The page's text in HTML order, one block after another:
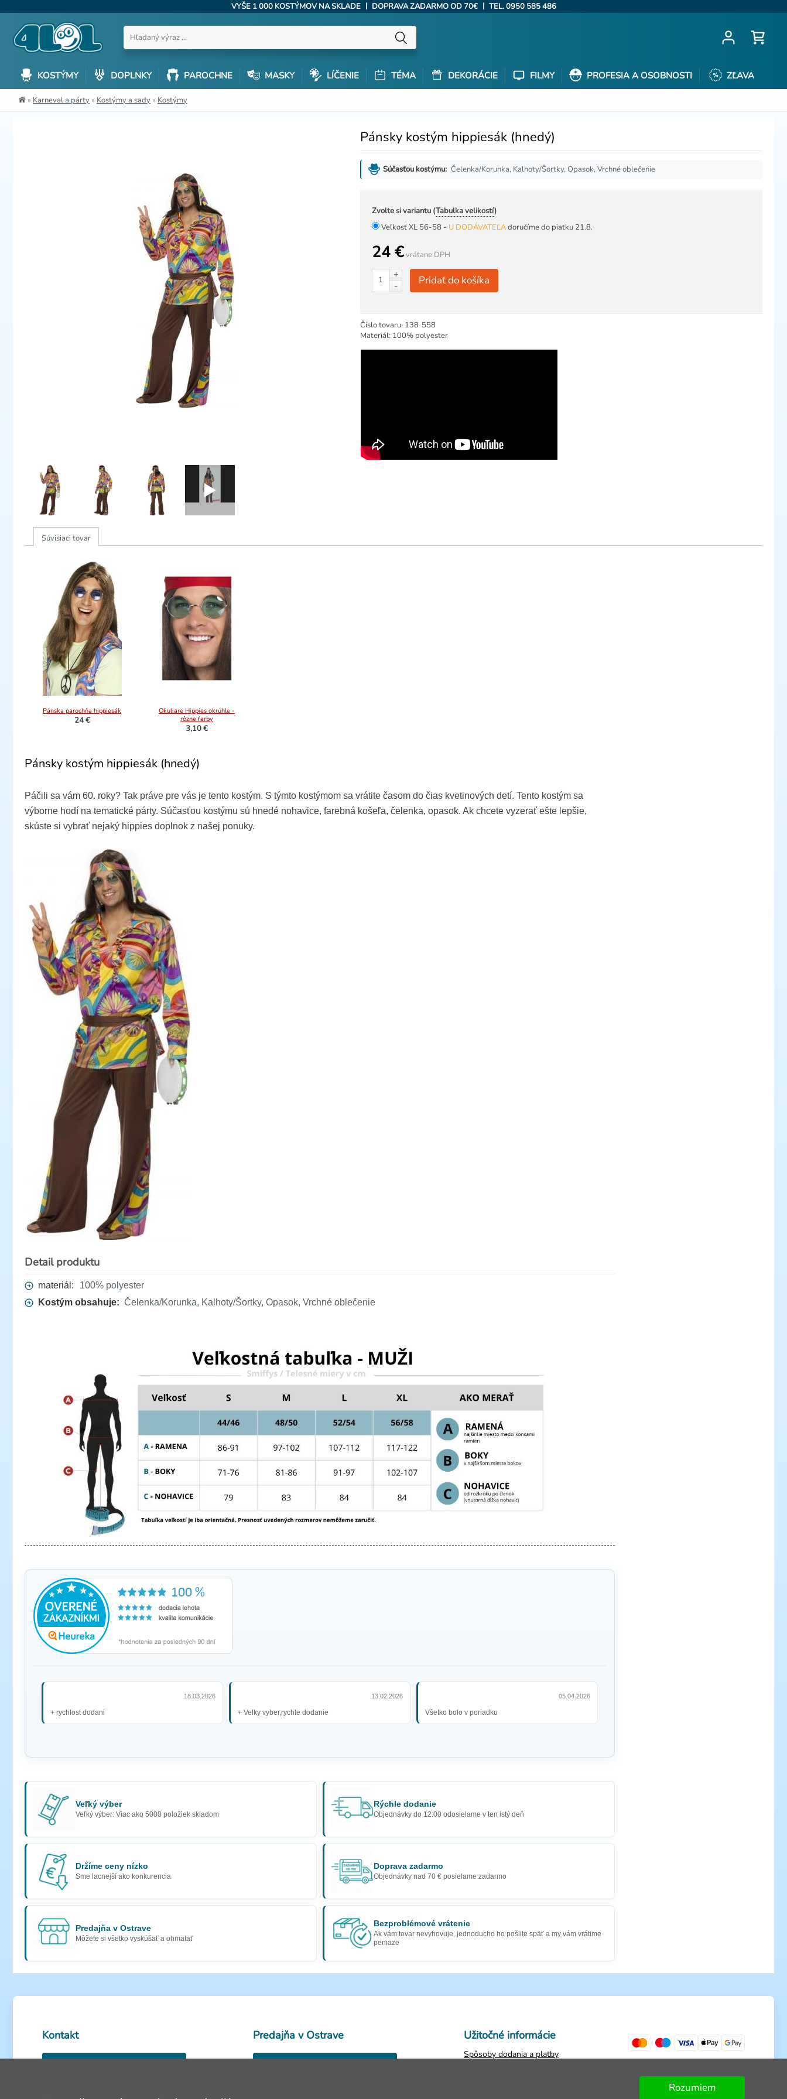
VYŠE 1 000 KOSTÝMOV NA SKLADE | DOPRAVA ZADARMO OD 70€ | TEL. 0950 585 486
KOSTÝMY DOPLNKY PAROCHNE MASKY LÍČENIE TÉMA DEKORÁCIE FILMY PROFESIA A OSOBNOSTI ZĽAVA
» Karneval a párty » Kostýmy a sady » Kostýmy
Pánsky kostým hippiesák (hnedý)
Súčasťou kostýmu: Čelenka/Korunka, Kalhoty/Šortky, Opasok, Vrchné oblečenie
Zvolte si variantu (Tabulka velikostí)
Veľkosť XL 56-58 - U DODÁVATEĽAdoručíme do piatku 21.8.
24 €vrátane DPH
+
-
Pridať do košíka
Číslo tovaru: 138 558
Materiál: 100% polyester
Súvisiaci tovar
Pánska parochňa hippiesák
24 €
Okuliare Hippies okrúhle -
rôzne farby
3,10 €
Pánsky kostým hippiesák (hnedý)
Páčili sa vám 60. roky? Tak práve pre vás je tento kostým. S týmto kostýmom sa vrátite časom do čias kvetinových detí. Tento kostým sa
výborne hodí na tematické párty. Súčasťou kostýmu sú hnedé nohavice, farebná košeľa, čelenka, opasok. Ak chcete vyzerať ešte lepšie,
skúste si vybrať nejaký hippies doplnok z našej ponuky.
Detail produktu
materiál:
100% polyester
Kostým obsahuje: Čelenka/Korunka, Kalhoty/Šortky, Opasok, Vrchné oblečenie
18.03.2026
+ rychlost dodani
13.02.2026
+ Velky vyber,rychle dodanie
05.04.2026
Všetko bolo v poriadku
Veľký výber
Veľký výber: Viac ako 5000 položiek skladom
Rýchle dodanie
Objednávky do 12:00 odosielame v ten istý deň
Držíme ceny nízko
Sme lacnejší ako konkurencia
Doprava zadarmo
Objednávky nad 70 € posielame zadarmo
Predajňa v Ostrave
Môžete si všetko vyskúšať a ohmatať
Bezproblémové vrátenie
Ak vám tovar nevyhovuje, jednoducho ho pošlite späť a my vám vrátime
peniaze
Kontakt Predajňa v Ostrave Užitočné informácie
Spôsoby dodania a platby
Rozumiem